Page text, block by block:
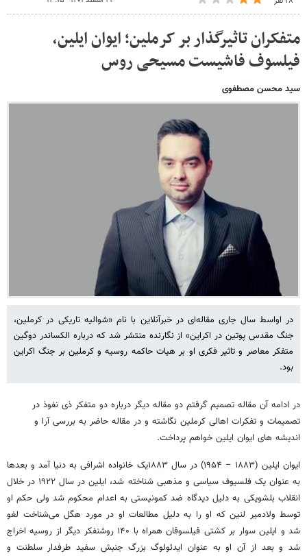
متفکران تاثیرگذار بر کرملین؛ ایوان ایلین،
فیلسوف فاشیست مسیحی روس
سید محسن مصطفوی
در اواسط سال جاری مقاله‌ای در خبرآنلاین با نام «شوالیه تاریکی در کرملین،
جنگ مقدس پوتین در اکراین» از نگارنده منتشر شد که درباره الکساندر دوگین
متفکر معاصر و تاثیر فکری او بر هیات حاکمه روسیه و کرملین بر جنگ اکراین
بود.
در ادامه آن مقاله تصمیم گرفتم دو مقاله دیگر درباره دو متفکر ذی نفوذ در
تصمیمات و تفکرات اهالی کرملین نگاشته و در مقاله حاضر به بررسی آرا و
اندیشه های ایوان ایلین خواهم پرداخت.
ایوان ایلین (۱۸۸۳ – ۱۹۵۴) در سال ۱۸۸۳یک خانواده اشرافی به دنیا آمد و بعدها
به عنوان یک فلسیوف سیاسی و مذهبی شناخته شد، ایلین در سال ۱۹۲۲ در خلال
انقلاب بلشویکی به دلیل دیدگاه ضد کمونیستی به اعدام محکوم شد ولی حکم او
توسط ولادمیر لنین که او را به دلیل مطالعات او در مورد هگل می‌شناخت لغو
شد و ایلین سوار بر کشتی فیلسوفان همراه با ۱۴۰ روشنفکر دیگر از روسیه اخراج
شد و بعد از آن او به عنوان ایدئولوگ بزرگ جنبش سفید طرفدار سلطنت و